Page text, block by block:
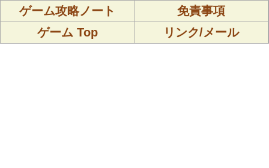
ゲーム攻略ノート
免責事項
ゲーム Top
リンク/メール